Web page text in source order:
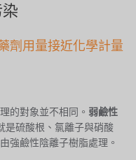
劑用量接近化學計量
的對象並不相同。 弱鹼性
是硫酸根、氯離子與硝酸
強鹼性陰離子樹脂處理。